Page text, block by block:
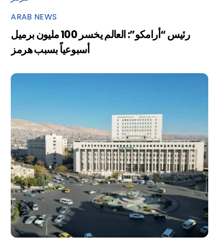
ARAB NEWS
رئيس “أرامكو”: العالم يخسر 100 مليون برميل
أسبوعياً بسبب هرمز